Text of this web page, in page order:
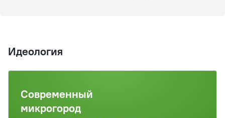
Идеология
Современный
микрогород